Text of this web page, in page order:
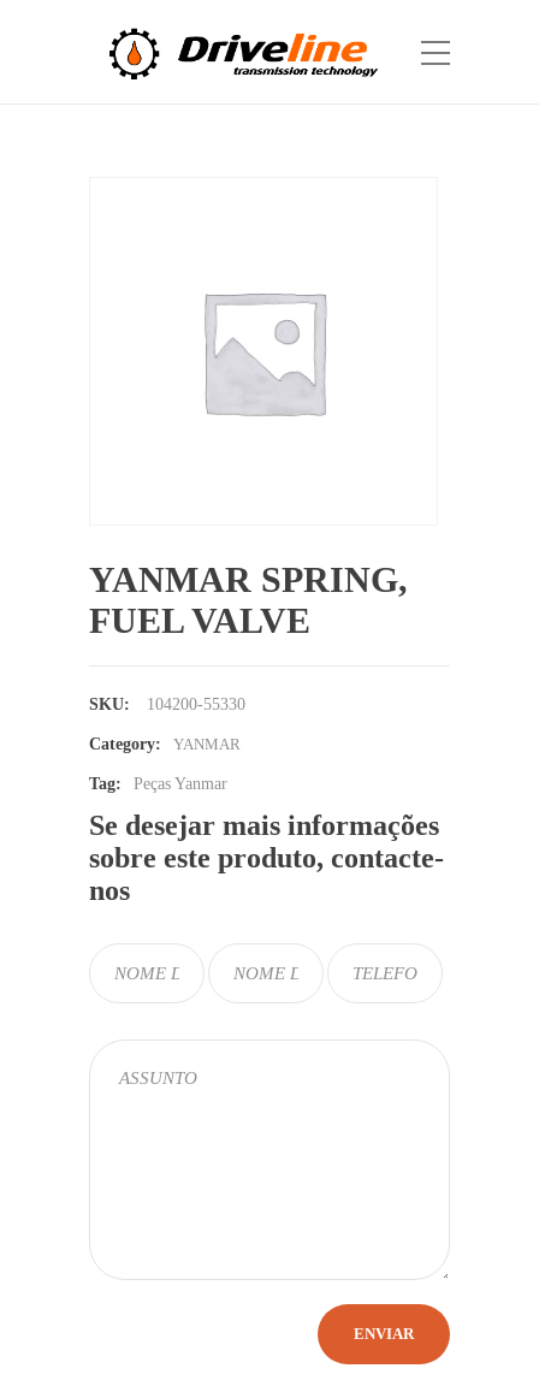
YANMAR SPRING,
FUEL VALVE
SKU: 104200-55330
Category: YANMAR
Tag: Peças Yanmar
Se desejar mais informações
sobre este produto, contacte-
nos